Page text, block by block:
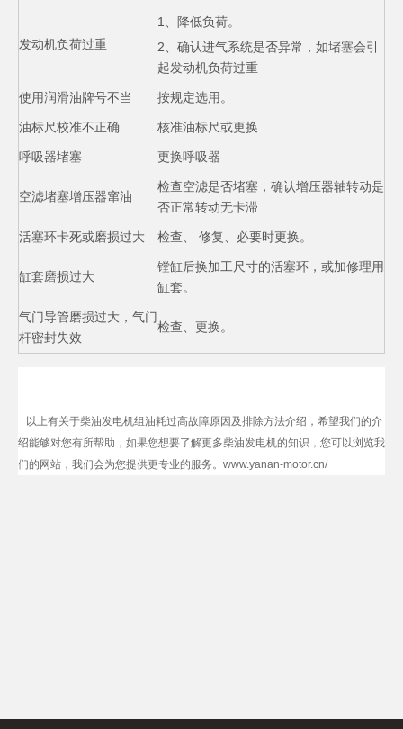
发动机负荷过重
1、降低负荷。
2、确认进气系统是否异常，如堵塞会引
起发动机负荷过重
使用润滑油牌号不当 按规定选用。
油标尺校准不正确 核准油标尺或更换
呼吸器堵塞 更换呼吸器
空滤堵塞增压器窜油
检查空滤是否堵塞，确认增压器轴转动是
否正常转动无卡滞
活塞环卡死或磨损过大 检查、 修复、必要时更换。
缸套磨损过大
镗缸后换加工尺寸的活塞环，或加修理用
缸套。
气门导管磨损过大，气门
杆密封失效
检查、更换。
以上有关于柴油发电机组油耗过高故障原因及排除方法介绍， 希望我们的介
绍能够对您有所帮助，如果您想要了解更多柴油发电机的知识，您可以浏览我
们的网站，我们会为您提供更专业的服务。www.yanan-motor.cn/